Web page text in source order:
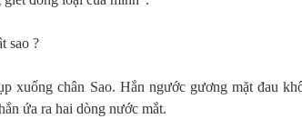
sao ?
xuống chân Sao. Hắn ngước gương mặt đau
ứa ra hai dòng nước mắt.